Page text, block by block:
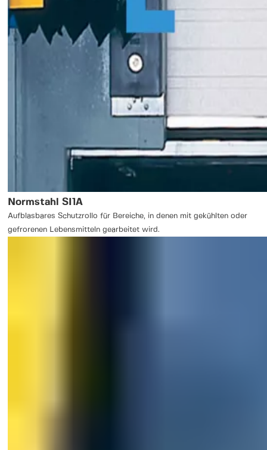
Normstahl SI1A
Aufblasbares Schutzrollo für Bereiche, in denen mit gekühlten oder
gefrorenen Lebensmitteln gearbeitet wird.